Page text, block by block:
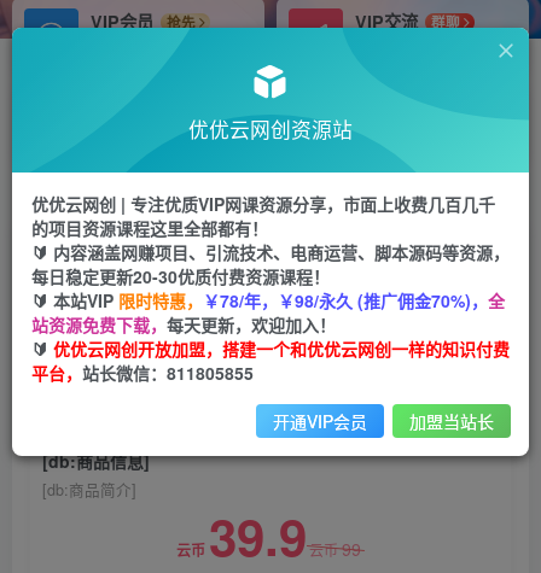
VIP会员
抢先
免费下载全站资源
VIP交流
群聊
研究探讨更多创业项目路子。
站长V：hu91275
推荐
首页 中创网 正文
三角洲24小时自动挂G最新脚本，全程托管，手机
电脑不限，躺賺日入500+【揭秘】
优优云网创
1个月前发布
关注 私信
[db:商品信息]
[db:商品简介]
云币 39.9云币99
已售 74
优优云网创资源站
优优云网创 | 专注优质VIP网课资源分享，市面上收费几百几千
的项目资源课程这里全部都有！
🔰 内容涵盖网赚项目、引流技术、电商运营、脚本源码等资源，
每日稳定更新20-30优质付费资源课程！
🔰 本站VIP 限时特惠， ￥78/年，￥98/永久 (推广佣金70%)， 全
站资源免费下载， 每天更新，欢迎加入！
🔰 优优云网创开放加盟，搭建一个和优优云网创一样的知识付费
平台， 站长微信：811805855
开通VIP会员 加盟当站长